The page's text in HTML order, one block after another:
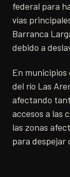
federal para
vías
Barranca
debido a
En municipios
del río Las
afectando
accesos a las
las zonas
para despejar